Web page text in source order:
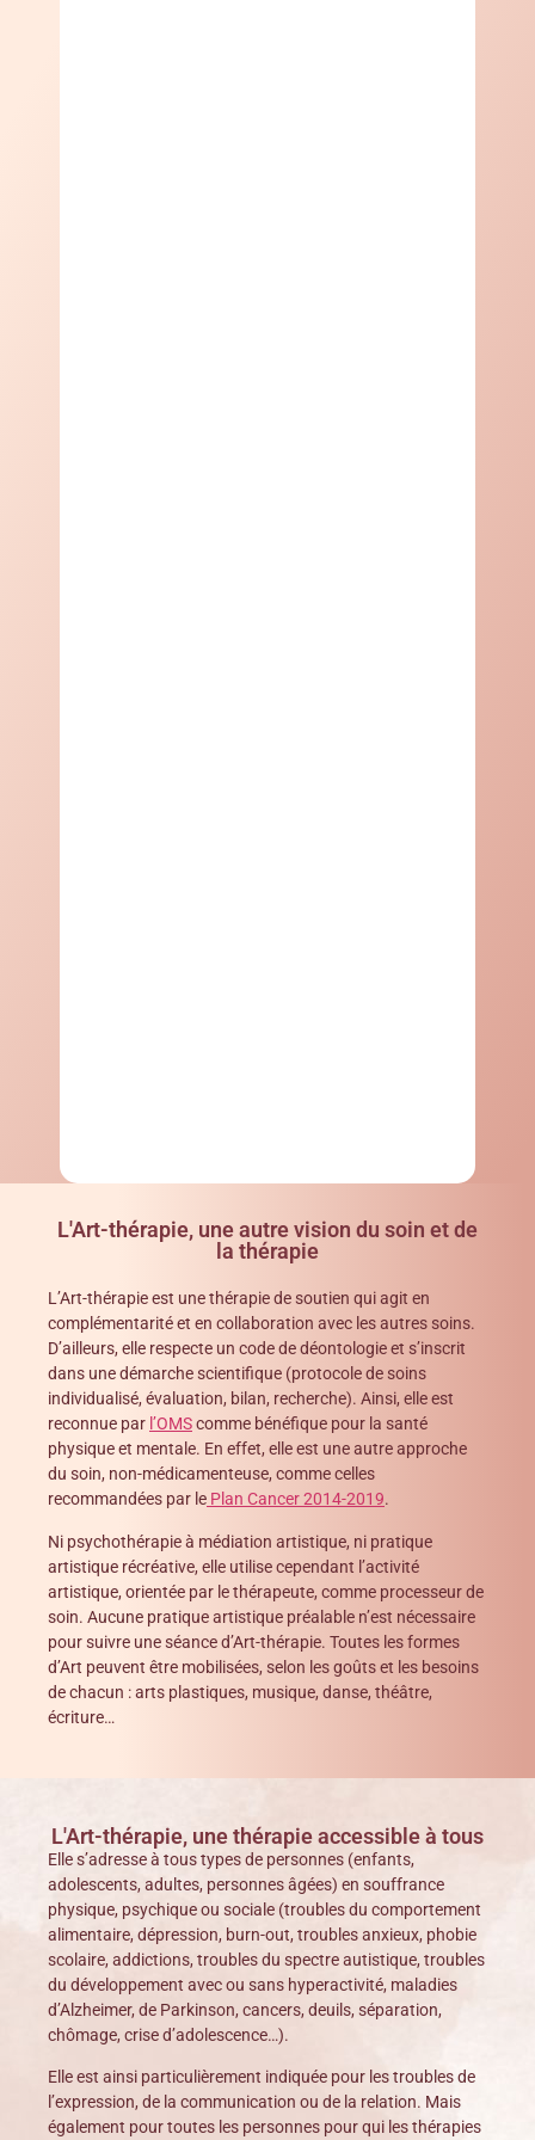
L'Art-thérapie, une autre vision du soin et de
la thérapie
L’Art-thérapie est une thérapie de soutien qui agit en
complémentarité et en collaboration avec les autres soins.
D’ailleurs, elle respecte un code de déontologie et s’inscrit
dans une démarche scientifique (protocole de soins
individualisé, évaluation, bilan, recherche). Ainsi, elle est
reconnue par l’OMScomme bénéfique pour la santé
physique et mentale. En effet, elle est une autre approche
du soin, non-médicamenteuse, comme celles
recommandées par le Plan Cancer 2014-2019.
Ni psychothérapie à médiation artistique, ni pratique
artistique récréative, elle utilise cependant l’activité
artistique, orientée par le thérapeute, comme processeur de
soin. Aucune pratique artistique préalable n’est nécessaire
pour suivre une séance d’Art-thérapie. Toutes les formes
d’Art peuvent être mobilisées, selon les goûts et les besoins
de chacun : arts plastiques, musique, danse, théâtre,
écriture…
L'Art-thérapie, une thérapie accessible à tous
Elle s’adresse à tous types de personnes (enfants,
adolescents, adultes, personnes âgées) en souffrance
physique, psychique ou sociale (troubles du comportement
alimentaire, dépression, burn-out, troubles anxieux, phobie
scolaire, addictions, troubles du spectre autistique, troubles
du développement avec ou sans hyperactivité, maladies
d’Alzheimer, de Parkinson, cancers, deuils, séparation,
chômage, crise d’adolescence…).
Elle est ainsi particulièrement indiquée pour les troubles de
l’expression, de la communication ou de la relation. Mais
également pour toutes les personnes pour qui les thérapies